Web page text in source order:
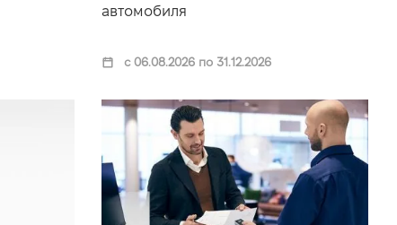
автомобиля
с 06.08.2026 по 31.12.2026